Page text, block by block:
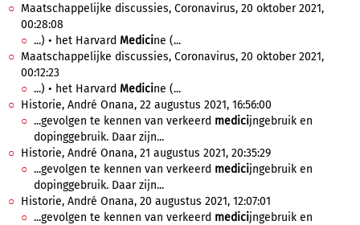
Maatschappelijke discussies, Coronavirus, 20 oktober 2021,
00:28:08
...) • het Harvard Medicine (...
Maatschappelijke discussies, Coronavirus, 20 oktober 2021,
00:12:23
...) • het Harvard Medicine (...
Historie, André Onana, 22 augustus 2021, 16:56:00
...gevolgen te kennen van verkeerd medicijngebruik en
dopinggebruik. Daar zijn...
Historie, André Onana, 21 augustus 2021, 20:35:29
...gevolgen te kennen van verkeerd medicijngebruik en
dopinggebruik. Daar zijn...
Historie, André Onana, 20 augustus 2021, 12:07:01
...gevolgen te kennen van verkeerd medicijngebruik en